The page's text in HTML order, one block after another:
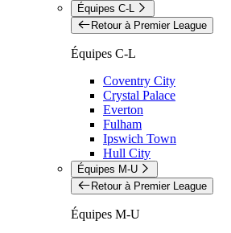
Équipes C-L
Retour à Premier League
Équipes C-L
Coventry City
Crystal Palace
Everton
Fulham
Ipswich Town
Hull City
Équipes M-U
Retour à Premier League
Équipes M-U